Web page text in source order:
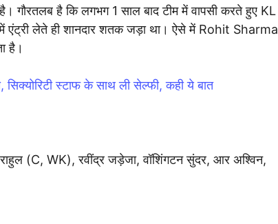
गौरतलब है कि लगभग 1 साल बाद टीम में वापसी करते हुए KL
लेते ही शानदार शतक जड़ा था। ऐसे में Rohit Sharma
है।
स्टाफ के साथ ली सेल्फी, कही ये बात
(C, WK), रवींद्र जड़ेजा, वॉशिंगटन सुंदर, आर अश्विन,